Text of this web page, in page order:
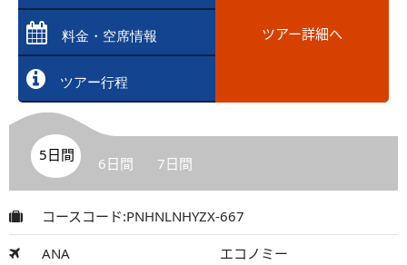
料金・空席情報
ツアー行程
ツアー詳細へ
5日間 6日間 7日間
コースコード:PNHNLNHYZX-667
ANA エコノミー